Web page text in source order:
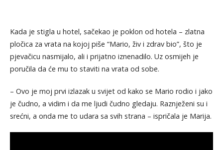
Kada je stigla u hotel, sačekao je poklon od hotela – zlatna
pločica za vrata na kojoj piše “Mario, živ i zdrav bio”, što je
pjevačicu nasmijalo, ali i prijatno iznenadilo. Uz osmijeh je
poručila da će mu to staviti na vrata od sobe.
– Ovo je moj prvi izlazak u svijet od kako se Mario rodio i jako
je čudno, a vidim i da me ljudi čudno gledaju. Raznježeni su i
srećni, a onda me to udara sa svih strana – ispričala je Marija.